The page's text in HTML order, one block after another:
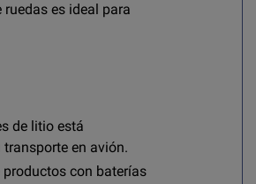
es ideal para
de litio está
en avión.
con baterías